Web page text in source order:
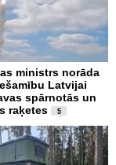
ministrs norāda
Latvijai
spārnotās un
raķetes
5